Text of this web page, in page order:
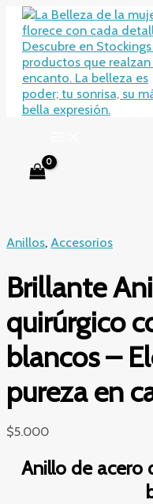
contenido
Anillos, Accesorios
Brillante
quirúrgico
blancos –
pureza en
$5.000
Anillo de acero